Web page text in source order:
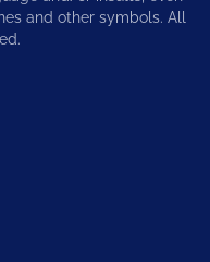
and other symbols. All